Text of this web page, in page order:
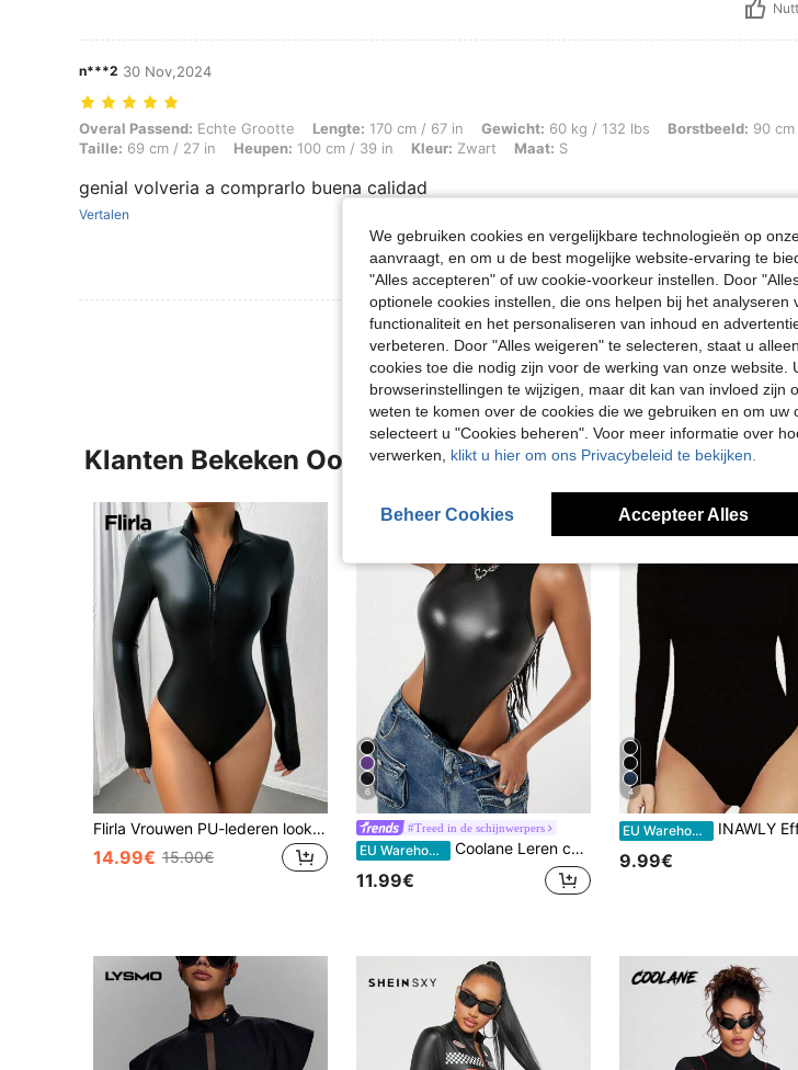
n***2 30 Nov,2024
Overal Passend: Echte Grootte, Lengte: 170 cm / 67 in, Gewicht: 60 kg / 132 lbs, Borstbeeld: 90 cm / 35 in, Taille: 69
Overal Passend: Echte Grootte Lengte: 170 cm / 67 in Gewicht: 60 kg / 132 lbs Borstbeeld: 90
Taille: 69 cm / 27 in Heupen: 100 cm / 39 in Kleur: Zwart Maat: S
genial volveria a comprarlo buena calidad
Vertalen
Meer Beoordelingen Bekijken
Klanten Bekeken Ook
Flirla Vrouwen PU-lederen look half-rits kraag zwart lange mouw bodysuit, casual minimalistische effen kleur stijl voor de herfst
14.99€ 15.00€
6
#Treed in de schijnwerpers
EU Warehouse Coolane Leren coltrui met blote schouders voor dames in herfst/winter Y2K Date Night Essentials, Back To School, Rave Festival Outfits
11.99€
4
EU Warehouse INAWLY Effen bodysuit met
9.99€
We gebruiken cookies en vergelijkbare technologieën op
aanvraagt, en om u de best mogelijke website-ervaring te
"Alles accepteren" of uw cookie-voorkeur instellen. Door
optionele cookies instellen, die ons helpen bij het
functionaliteit en het personaliseren van inhoud en
verbeteren. Door "Alles weigeren" te selecteren, staat u
cookies toe die nodig zijn voor de werking van onze website.
browserinstellingen te wijzigen, maar dit kan van invloed zijn
weten te komen over de cookies die we gebruiken en om uw
selecteert u "Cookies beheren". Voor meer informatie over
verwerken, klikt u hier om ons Privacybeleid te bekijken.
Beheer Cookies Accepteer Alles